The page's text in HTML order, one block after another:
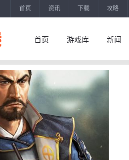
首页 资讯 下载 攻略
首页 游戏库 新闻